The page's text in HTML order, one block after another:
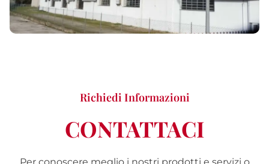
Richiedi Informazioni
CONTATTACI